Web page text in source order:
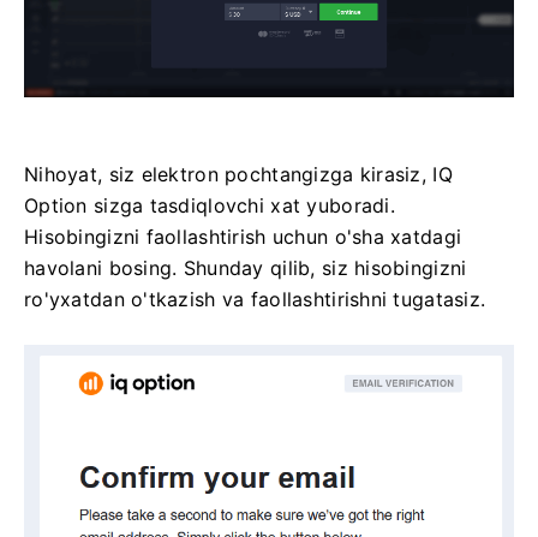
Nihoyat, siz elektron pochtangizga kirasiz, IQ
Option sizga tasdiqlovchi xat yuboradi.
Hisobingizni faollashtirish uchun o'sha xatdagi
havolani bosing. Shunday qilib, siz hisobingizni
ro'yxatdan o'tkazish va faollashtirishni tugatasiz.